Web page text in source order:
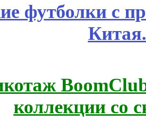
футболки с
коллекции со